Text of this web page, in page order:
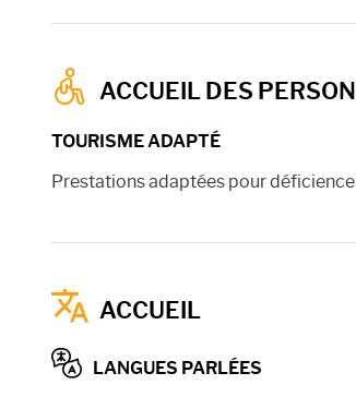
ACCUEIL DES
TOURISME ADAPTÉ
Prestations adaptées pour
ACCUEIL
LANGUES PARLÉES